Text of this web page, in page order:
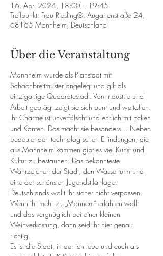
16. Apr. 2024, 18:00 – 19:45
Treffpunkt: Frau Riesling®, Augartenstraße 24,
68165 Mannheim, Deutschland
Über die Veranstaltung
Mannheim wurde als Planstadt mit
Schachbrettmuster angelegt und gilt als
einzigartige Quadratestadt. Von Industrie und
Arbeit geprägt zeigt sie sich bunt und weltoffen.
Ihr Charme ist unverfälscht und ehrlich mit Ecken
und Kanten. Das macht sie besonders… Neben
bedeutenden technologischen Erfindungen, die
aus Mannheim kommen gibt es viel Kunst und
Kultur zu bestaunen. Das bekannteste
Wahrzeichen der Stadt, den Wasserturm und
eine der schönsten Jugendstilanlagen
Deutschlands wollt ihr sicher nicht verpassen.
Wenn ihr mehr zu „Monnem“ erfahren wollt
und das vergnüglich bei einer kleinen
Weinverkostung, dann seid ihr hier genau
richtig.
Es ist die Stadt, in der ich lebe und euch als